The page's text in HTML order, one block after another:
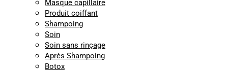
Masque capillaire
Produit coiffant
Shampoing
Soin
Soin sans rinçage
Après Shampoing
Botox